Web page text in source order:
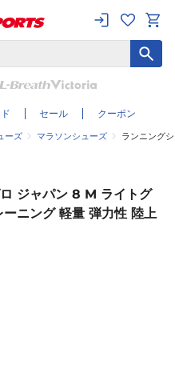
セール クーポン
ーズ マラソンシューズ ランニング
ジャパン 8 M ライトグ
ニング 軽量 弾力性 陸上